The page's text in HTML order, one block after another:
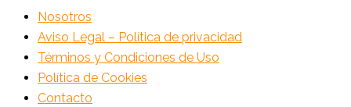
Nosotros
Aviso Legal – Política de privacidad
Términos y Condiciones de Uso
Política de Cookies
Contacto